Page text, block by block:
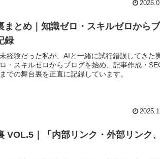
まとめ｜知識ゼロ・スキルゼロから
録
経験だった私が、AIと一緒に試行錯誤してきた
・スキルゼロからブログを始め、記事作成・
での舞台裏を正直に記録しています。
VOL.5｜「内部リンク・外部リンク、